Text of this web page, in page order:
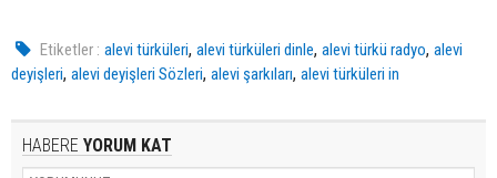
Etiketler : alevi türküleri,alevi türküleri dinle,alevi türkü radyo,alevi
deyişleri, alevi deyişleri Sözleri, alevi şarkıları, alevi türküleri in
HABERE YORUM KAT